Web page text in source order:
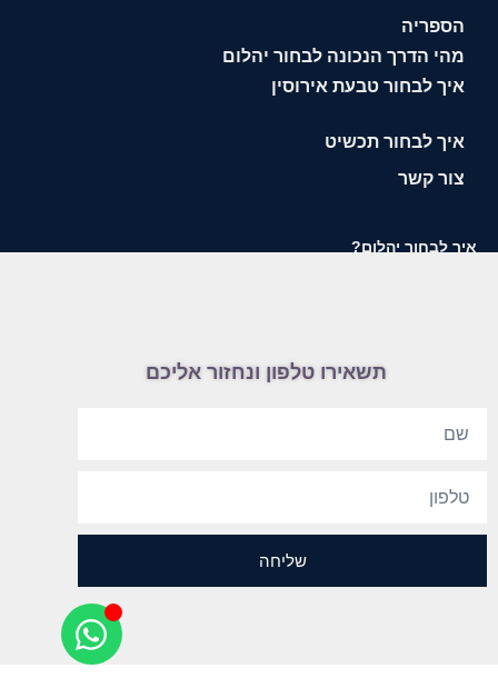
הספריה
מהי הדרך הנכונה לבחור יהלום
איך לבחור טבעת אירוסין
איך לבחור תכשיט
צור קשר
איך לבחור יהלום?
תשאירו טלפון ונחזור אליכם
שליחה